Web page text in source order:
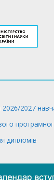
2027
дипломів